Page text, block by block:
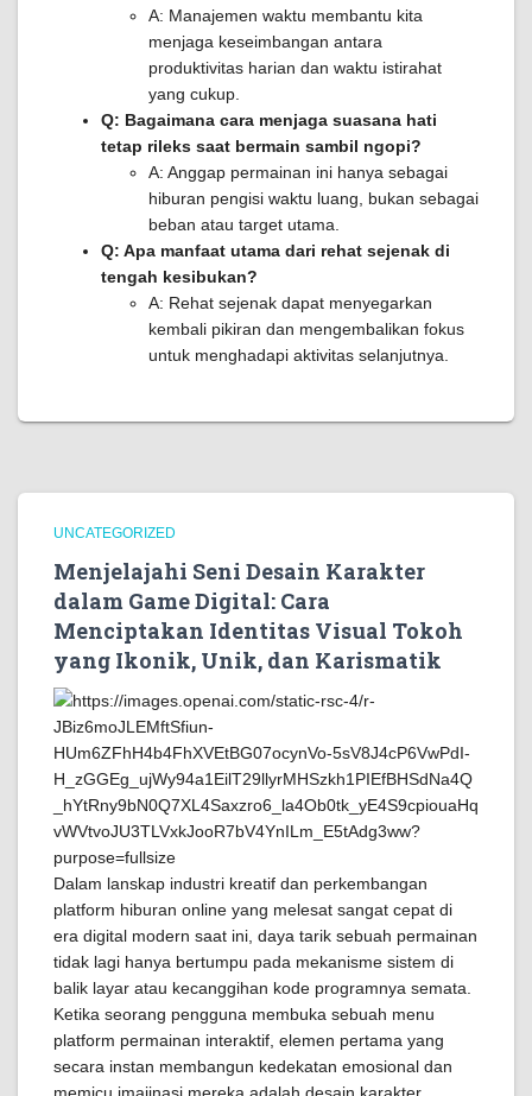
A: Manajemen waktu membantu kita
menjaga keseimbangan antara
produktivitas harian dan waktu istirahat
yang cukup.
Q: Bagaimana cara menjaga suasana hati
tetap rileks saat bermain sambil ngopi?
A: Anggap permainan ini hanya sebagai
hiburan pengisi waktu luang, bukan sebagai
beban atau target utama.
Q: Apa manfaat utama dari rehat sejenak di
tengah kesibukan?
A: Rehat sejenak dapat menyegarkan
kembali pikiran dan mengembalikan fokus
untuk menghadapi aktivitas selanjutnya.
UNCATEGORIZED
Menjelajahi Seni Desain Karakter
dalam Game Digital: Cara
Menciptakan Identitas Visual Tokoh
yang Ikonik, Unik, dan Karismatik
Dalam lanskap industri kreatif dan perkembangan
platform hiburan online yang melesat sangat cepat di
era digital modern saat ini, daya tarik sebuah permainan
tidak lagi hanya bertumpu pada mekanisme sistem di
balik layar atau kecanggihan kode programnya semata.
Ketika seorang pengguna membuka sebuah menu
platform permainan interaktif, elemen pertama yang
secara instan membangun kedekatan emosional dan